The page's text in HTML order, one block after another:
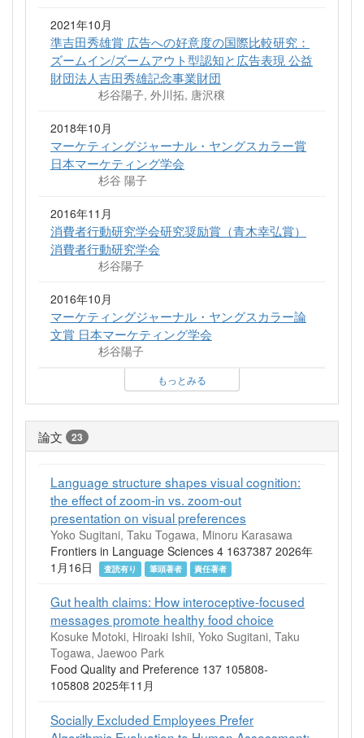
2021年10月
準吉田秀雄賞 広告への好意度の国際比較研究：
ズームイン/ズームアウト型認知と広告表現 公益
財団法人吉田秀雄記念事業財団
杉谷陽子, 外川拓, 唐沢穣
2018年10月
マーケティングジャーナル・ヤングスカラー賞
日本マーケティング学会
杉谷 陽子
2016年11月
消費者行動研究学会研究奨励賞（青木幸弘賞）
消費者行動研究学会
杉谷陽子
2016年10月
マーケティングジャーナル・ヤングスカラー論
文賞 日本マーケティング学会
杉谷陽子
もっとみる
論文 23
Language structure shapes visual cognition:
the effect of zoom-in vs. zoom-out
presentation on visual preferences
Yoko Sugitani, Taku Togawa, Minoru Karasawa
Frontiers in Language Sciences 4 1637387 2026年
1月16日
査読有り 筆頭著者 責任著者
Gut health claims: How interoceptive-focused
messages promote healthy food choice
Kosuke Motoki, Hiroaki Ishii, Yoko Sugitani, Taku
Togawa, Jaewoo Park
Food Quality and Preference 137 105808-
105808 2025年11月
Socially Excluded Employees Prefer